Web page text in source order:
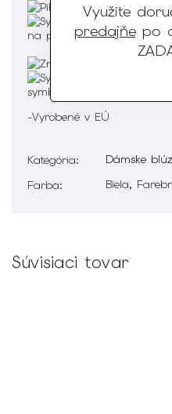
Využite
predajňepo
-Vyrobené v EÚ
Kategória:
Dámske
Farba: Biela,
Súvisiaci tovar